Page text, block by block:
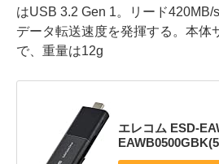
はUSB 3.2 Gen 1。リード420MB/
データ転送速度を発揮する。本体
で、重量は12g
エレコム ESD-